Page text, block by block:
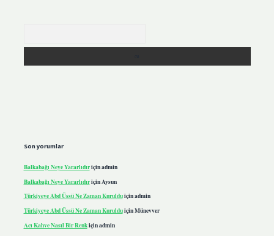
Son yorumlar
Balkabağı Neye Yararlıdıriçinadmin
Balkabağı Neye Yararlıdıriçin Aysun
Türkiyeye Abd Üssü Ne Zaman Kurulduiçinadmin
Türkiyeye Abd Üssü Ne Zaman KurulduiçinMünevver
Acı Kahve Nasıl Bir Renkiçinadmin